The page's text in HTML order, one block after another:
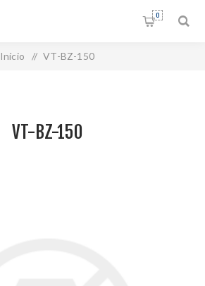
0
Início / VT-BZ-150
VT-BZ-150